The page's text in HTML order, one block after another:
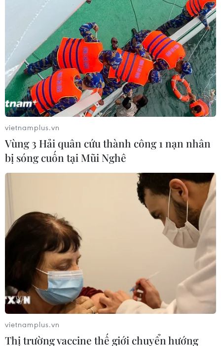
vietnamplus.vn
Vùng 3 Hải quân cứu thành công 1 nạn nhân
bị sóng cuốn tại Mũi Nghê
vietnamplus.vn
Thị trường vaccine thế giới chuyển hướng